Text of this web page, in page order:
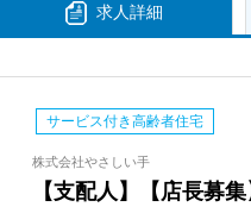
求人詳細
サービス付き高齢者住宅
株式会社やさしい手
【支配人】【店長募